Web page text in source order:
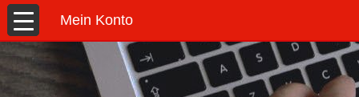
Mein Konto